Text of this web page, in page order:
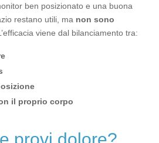
ben posizionato e una buona
restano utili, ma non sono
L’efficacia viene dal bilanciamento tra:
il proprio corpo
provi dolore?